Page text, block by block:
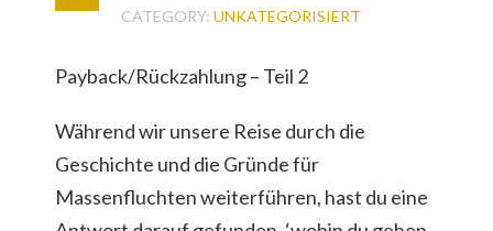
CATEGORY: UNKATEGORISIERT
Payback/Rückzahlung – Teil 2
Während wir unsere Reise durch die
Geschichte und die Gründe für
Massenfluchten weiterführen, hast du eine